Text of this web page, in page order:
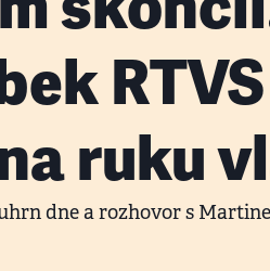
RTVS
ruku
dne a rozhovor s